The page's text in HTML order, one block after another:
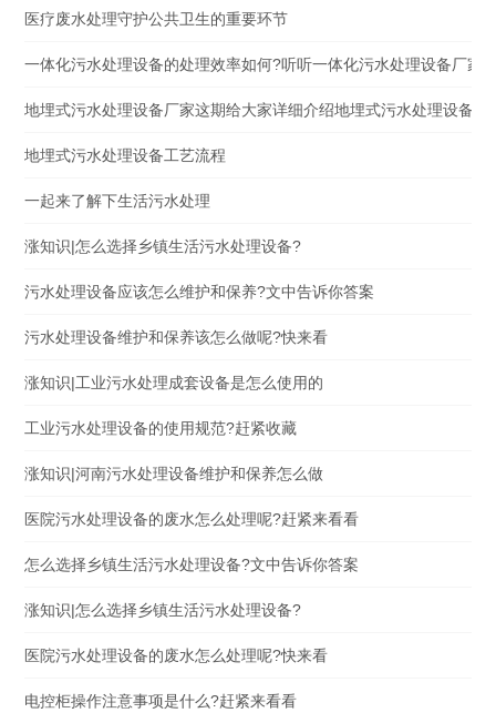
医疗废水处理守护公共卫生的重要环节
一体化污水处理设备的处理效率如何?听听一体化污水处理设备厂家
地埋式污水处理设备厂家这期给大家详细介绍地埋式污水处理设备
地埋式污水处理设备工艺流程
一起来了解下生活污水处理
涨知识|怎么选择乡镇生活污水处理设备?
污水处理设备应该怎么维护和保养?文中告诉你答案
污水处理设备维护和保养该怎么做呢?快来看
涨知识|工业污水处理成套设备是怎么使用的
工业污水处理设备的使用规范?赶紧收藏
涨知识|河南污水处理设备维护和保养怎么做
医院污水处理设备的废水怎么处理呢?赶紧来看看
怎么选择乡镇生活污水处理设备?文中告诉你答案
涨知识|怎么选择乡镇生活污水处理设备?
医院污水处理设备的废水怎么处理呢?快来看
电控柜操作注意事项是什么?赶紧来看看